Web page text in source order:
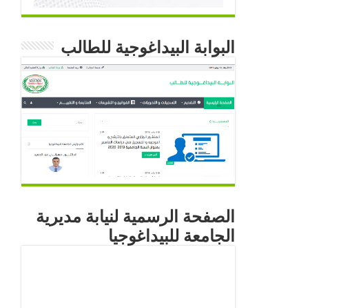
البوابة البيداغوجية للطالب
الصفحة الرسمية لنيابة مديرية
الجامعة للبيداغوجيا